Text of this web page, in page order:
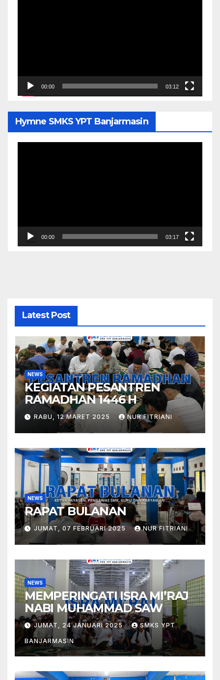
00:00 03:12
Hymne SMKS YPT Banjarmasin
00:00 03:17
Latest Post
NEWS
KEGIATAN PESANTREN
RAMADHAN 1446 H
RABU, 12 MARET 2025 NUR FITRIANI
NEWS
RAPAT BULANAN
JUMAT, 07 FEBRUARI 2025 NUR FITRIANI
NEWS
MEMPERINGATI ISRA MI’RAJ
NABI MUHAMMAD SAW
JUMAT, 24 JANUARI 2025 SMKS YPT
BANJARMASIN